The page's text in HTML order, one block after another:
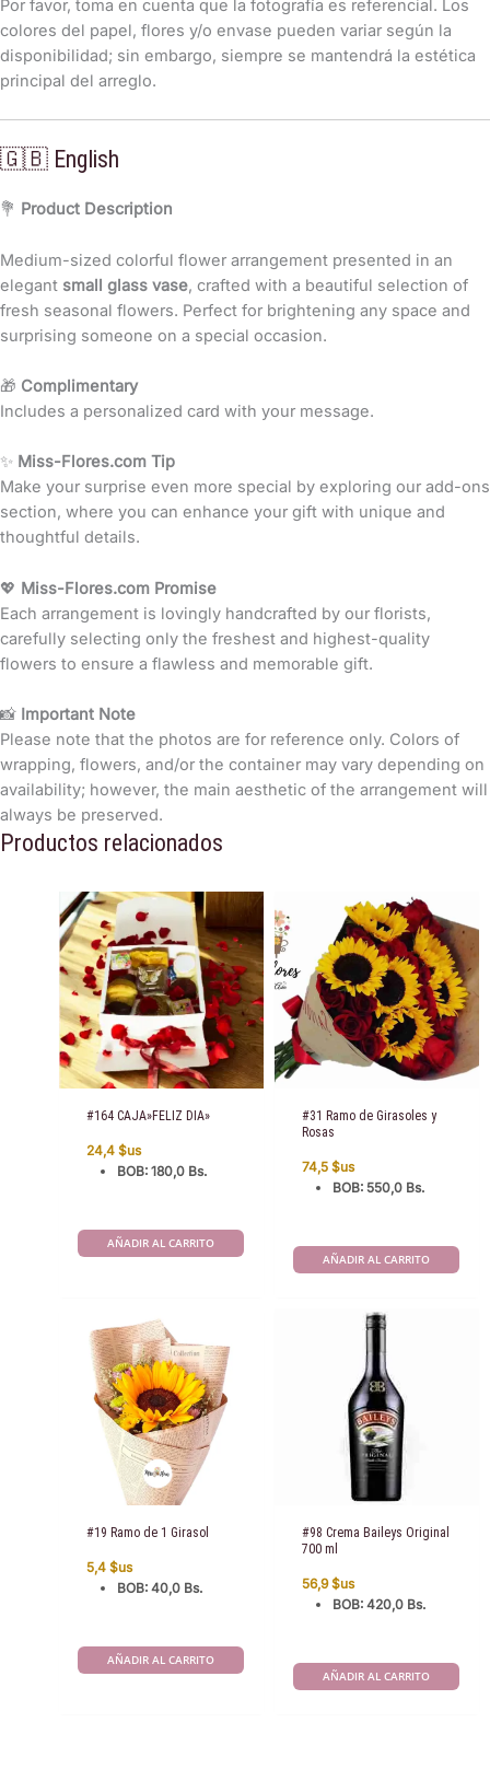
Por favor, toma en cuenta que la fotografía es referencial. Los
colores del papel, flores y/o envase pueden variar según la
disponibilidad; sin embargo, siempre se mantendrá la estética
principal del arreglo.
🇬🇧 English
💐 Product Description
Medium-sized colorful flower arrangement presented in an
elegant small glass vase, crafted with a beautiful selection of
fresh seasonal flowers. Perfect for brightening any space and
surprising someone on a special occasion.
🎁 Complimentary
Includes a personalized card with your message.
✨ Miss-Flores.com Tip
Make your surprise even more special by exploring our add-ons
section, where you can enhance your gift with unique and
thoughtful details.
💖 Miss-Flores.com Promise
Each arrangement is lovingly handcrafted by our florists,
carefully selecting only the freshest and highest-quality
flowers to ensure a flawless and memorable gift.
📸 Important Note
Please note that the photos are for reference only. Colors of
wrapping, flowers, and/or the container may vary depending on
availability; however, the main aesthetic of the arrangement will
always be preserved.
Productos relacionados
#164 CAJA»FELIZ DIA»
24,4$us
BOB:180,0 Bs.
AÑADIR AL CARRITO
#31 Ramo de Girasoles y
Rosas
74,5$us
BOB:550,0 Bs.
AÑADIR AL CARRITO
#19 Ramo de 1 Girasol
5,4$us
BOB:40,0 Bs.
AÑADIR AL CARRITO
#98 Crema Baileys Original
700 ml
56,9$us
BOB:420,0 Bs.
AÑADIR AL CARRITO